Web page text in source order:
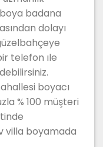
badana
dolayı
telefon ıle
boyacı
% 100 müşteri
villa boyamada